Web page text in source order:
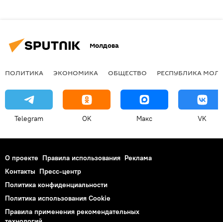
Молдова
ПОЛИТИКА ЭКОНОМИКА ОБЩЕСТВО РЕСПУБЛИКА
Telegram OK Макс VK
О проекте Правила использования Реклама
Контакты Пресс-центр
Политика конфиденциальности
Политика использования Cookie
Правила применения рекомендательных